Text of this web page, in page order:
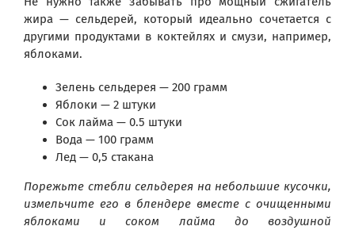
жира — сельдерей, который идеально сочетается с
другими продуктами в коктейлях и смузи, например,
яблоками.
Зелень сельдерея — 200 грамм
Яблоки — 2 штуки
Сок лайма — 0.5 штуки
Вода — 100 грамм
Лед — 0,5 стакана
Порежьте стебли сельдерея на небольшие кусочки,
измельчите его в блендере вместе с очищенными
яблоками и соком лайма до воздушной